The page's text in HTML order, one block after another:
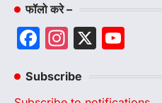
फॉलो करे –
Facebook
Instagram
X
Subscribe